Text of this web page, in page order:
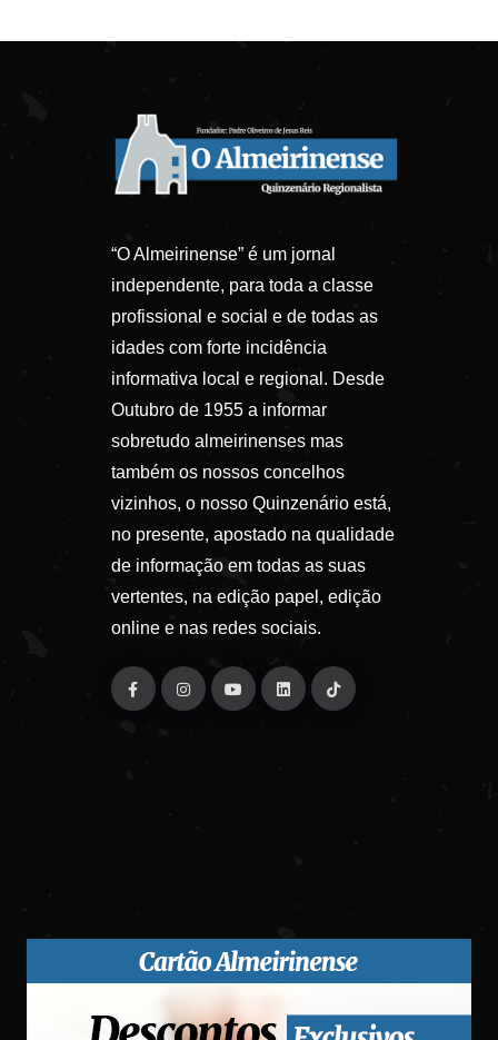
“O Almeirinense” é um jornal
independente, para toda a classe
profissional e social e de todas as
idades com forte incidência
informativa local e regional. Desde
Outubro de 1955 a informar
sobretudo almeirinenses mas
também os nossos concelhos
vizinhos, o nosso Quinzenário está,
no presente, apostado na qualidade
de informação em todas as suas
vertentes, na edição papel, edição
online e nas redes sociais.